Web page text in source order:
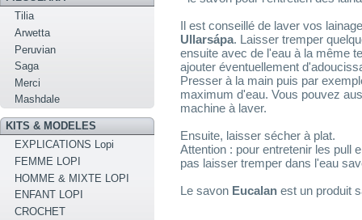
Tilia
Arwetta
Peruvian
Saga
Merci
Mashdale
KITS & MODELES
EXPLICATIONS Lopi
FEMME LOPI
HOMME & MIXTE LOPI
ENFANT LOPI
CROCHET
Il est conseillé de laver vos
Ullarsápa. Laisser tremper
ensuite avec de l'eau à la même
ajouter éventuellement
Presser à la main puis par
maximum d'eau. Vous pouvez
machine à laver.
Ensuite, laisser sécher à plat.
Attention : pour entretenir les pull
pas laisser tremper dans l'eau
Le savon Eucalan est un produit